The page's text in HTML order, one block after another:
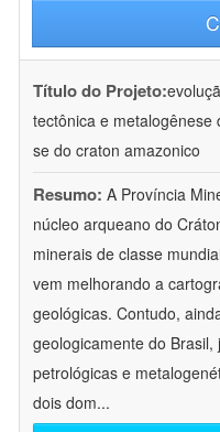
Título do Projeto:
tectônica e
se do craton amazonico
Resumo: A Província
núcleo arqueano do
minerais de classe
vem melhorando a
geológicas. Contudo,
geologicamente do
petrológicas e
dois dom...